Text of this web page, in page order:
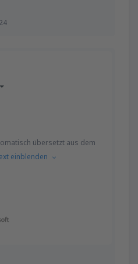
übersetzt aus dem
einblenden